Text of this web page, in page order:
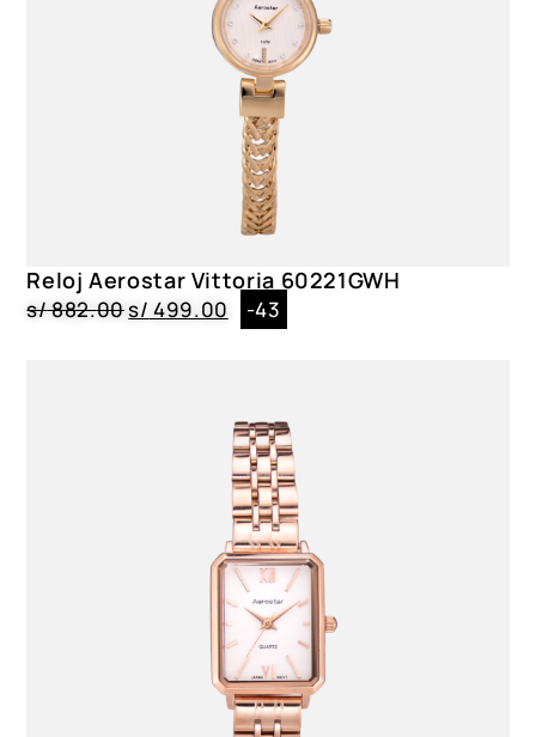
Acero Inoxidable|Dorado|Broche
Acero Inoxidable|Circular|3.2 cm
Reloj Aerostar Vittoria 60221GWH
s/882.00s/ 499.00 -43